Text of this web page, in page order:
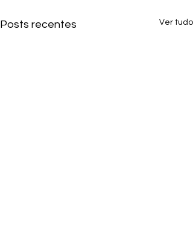
Posts recentes Ver tudo